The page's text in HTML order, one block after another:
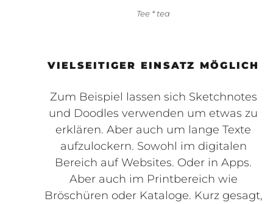
Tee * tea
VIELSEITIGER EINSATZ MÖGLICH
Zum Beispiel lassen sich Sketchnotes
und Doodles verwenden um etwas zu
erklären. Aber auch um lange Texte
aufzulockern. Sowohl im digitalen
Bereich auf Websites. Oder in Apps.
Aber auch im Printbereich wie
Bröschüren oder Kataloge. Kurz gesagt,